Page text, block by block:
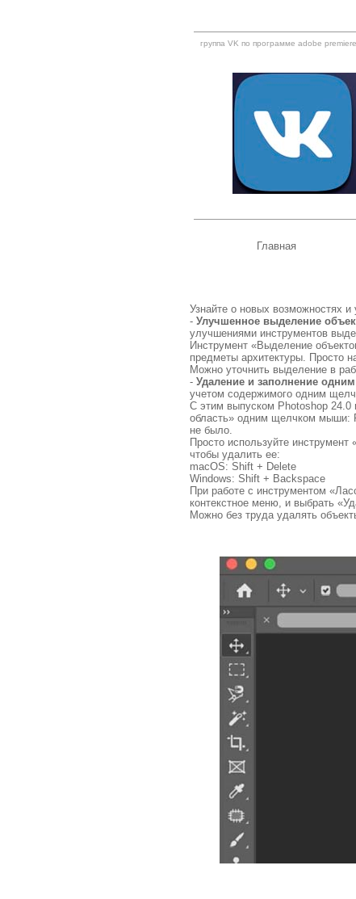
группа VK по программе adobe
Главная
Узнайте о новых возможностях
-Улучшенное выделение
улучшениями инструментов
Инструмент «Выделение
предметы архитектуры. Просто
Можно уточнить выделение в
-Удаление и заполнение
учетом содержимого одним
С этим выпуском Photoshop
область» одним щелчком мыши:
не было.
Просто используйте
чтобы удалить ее:
macOS: Shift + Delete
Windows: Shift + Backspace
При работе с инструментом
контекстное меню, и выбрать
Можно без труда удалять